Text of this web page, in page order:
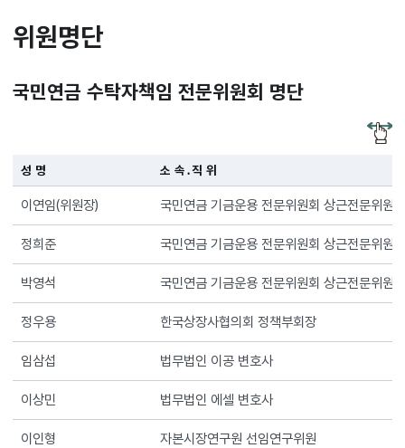
위원명단
국민연금 수탁자책임 전문위원회 명단
성 명 소 속․직 위
이연임(위원장) 국민연금 기금운용 전문위원회 상근전문위원
정희준 국민연금 기금운용 전문위원회 상근전문위원
박영석 국민연금 기금운용 전문위원회 상근전문위원
정우용 한국상장사협의회 정책부회장
임삼섭 법무법인 이공 변호사
이상민 법무법인 에셀 변호사
이인형 자본시장연구원 선임연구위원